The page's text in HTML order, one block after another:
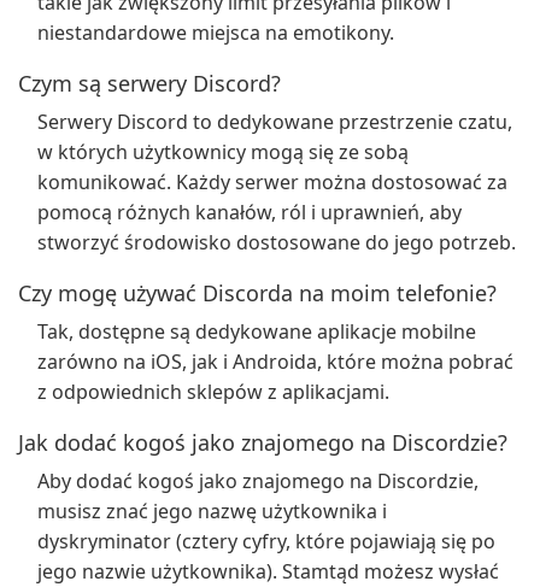
niestandardowe miejsca na emotikony.
Czym są serwery Discord?
Serwery Discord to dedykowane przestrzenie czatu,
w których użytkownicy mogą się ze sobą
komunikować. Każdy serwer można dostosować za
pomocą różnych kanałów, ról i uprawnień, aby
stworzyć środowisko dostosowane do jego potrzeb.
Czy mogę używać Discorda na moim telefonie?
Tak, dostępne są dedykowane aplikacje mobilne
zarówno na iOS, jak i Androida, które można pobrać
z odpowiednich sklepów z aplikacjami.
Jak dodać kogoś jako znajomego na Discordzie?
Aby dodać kogoś jako znajomego na Discordzie,
musisz znać jego nazwę użytkownika i
dyskryminator (cztery cyfry, które pojawiają się po
jego nazwie użytkownika). Stamtąd możesz wysłać